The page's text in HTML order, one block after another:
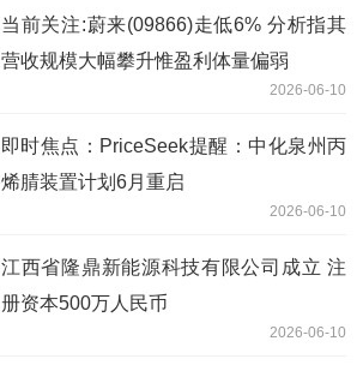
当前关注:蔚来(09866)走低6% 分析指其
营收规模大幅攀升惟盈利体量偏弱
2026-06-10
即时焦点：PriceSeek提醒：中化泉州丙
烯腈装置计划6月重启
2026-06-10
江西省隆鼎新能源科技有限公司成立 注
册资本500万人民币
2026-06-10